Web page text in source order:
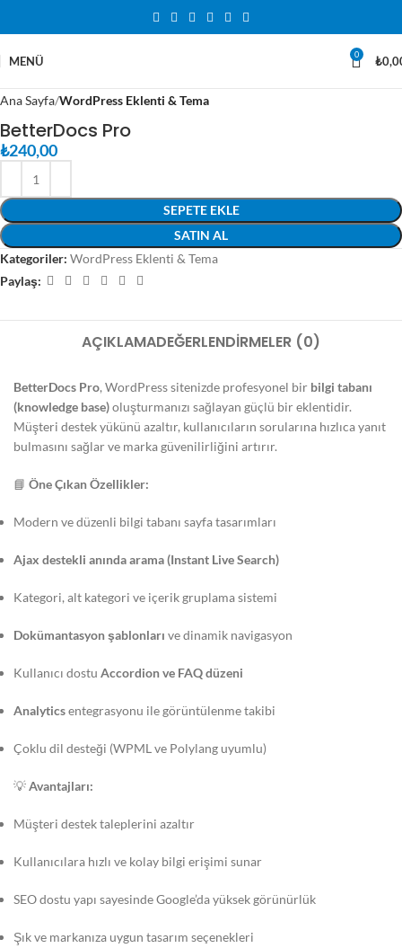
MENÜ 0 ₺
Ana Sayfa WordPress Eklenti & Tema
BetterDocs Pro
₺240,00
SEPETE EKLE
SATIN AL
Kategoriler: WordPress Eklenti & Tema
Paylaş:
AÇIKLAMADEĞERLENDIRMELER (0)
BetterDocs Pro, WordPress sitenizde profesyonel bir bilgi tabanı
(knowledge base)oluşturmanızı sağlayan güçlü bir eklentidir.
Müşteri destek yükünü azaltır, kullanıcıların sorularına hızlıca yanıt
bulmasını sağlar ve marka güvenilirliğini artırır.
📘 Öne Çıkan Özellikler:
Modern ve düzenli bilgi tabanı sayfa tasarımları
Ajax destekli anında arama (Instant Live Search)
Kategori, alt kategori ve içerik gruplama sistemi
Dokümantasyon şablonları ve dinamik navigasyon
Kullanıcı dostu Accordion ve FAQ düzeni
Analyticsentegrasyonu ile görüntülenme takibi
Çoklu dil desteği (WPML ve Polylang uyumlu)
💡Avantajları:
Müşteri destek taleplerini azaltır
Kullanıcılara hızlı ve kolay bilgi erişimi sunar
SEO dostu yapı sayesinde Google’da yüksek görünürlük
Şık ve markanıza uygun tasarım seçenekleri